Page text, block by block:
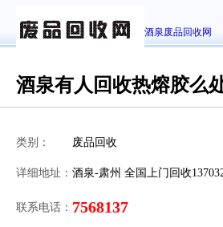
酒泉废品回收网
酒泉有人回收热熔胶么
类别： 废品回收
详细地址： 酒泉-肃州 全国上门回收
联系电话： 7568137